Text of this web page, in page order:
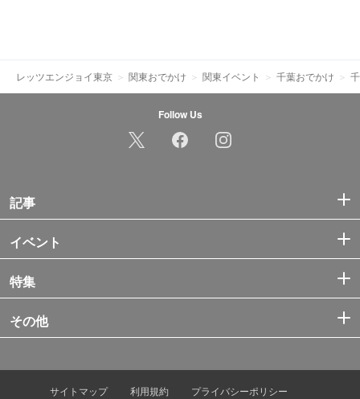
レッツエンジョイ東京 関東おでかけ 関東イベント 千葉おでかけ
Follow Us
記事
イベント
特集
その他
サイトマップ 利用規約 プライバシーポリシー